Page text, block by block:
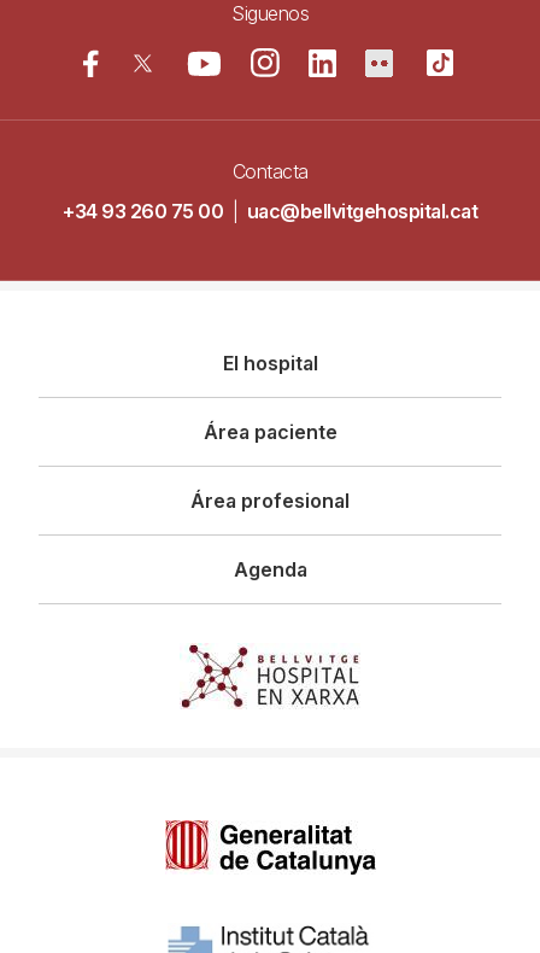
Siguenos
Contacta
+34 93 260 75 00
uac@bellvitgehospital.cat
principal
El hospital
Área paciente
Área profesional
Agenda